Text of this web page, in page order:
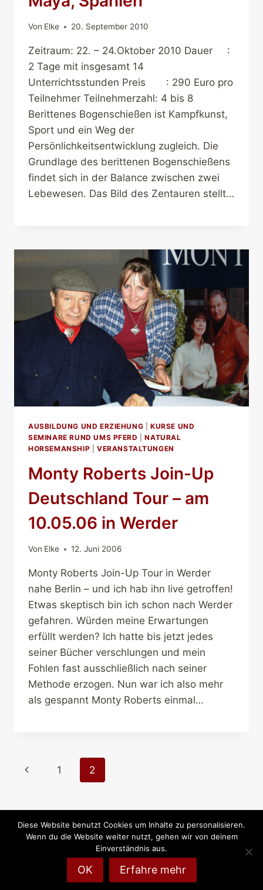
Von Elke 20. September 2010
Zeitraum: 22. – 24.Oktober 2010 Dauer :
2 Tage mit insgesamt 14
Unterrichtsstunden Preis : 290 Euro pro
Teilnehmer Teilnehmerzahl: 4 bis 8
Berittenes Bogenschießen ist Kampfkunst,
Sport und ein Weg der
Persönlichkeitsentwicklung zugleich. Die
Grundlage des berittenen Bogenschießens
findet sich in der Balance zwischen zwei
Lebewesen. Das Bild des Zentauren stellt…
AUSBILDUNG UND ERZIEHUNG |KURSE UND
SEMINARE RUND UMS PFERD
|NATURAL
HORSEMANSHIP
VERANSTALTUNGEN
Monty Roberts Join-Up
Deutschland Tour – am
10.05.06 in Werder
Von Elke 12. Juni 2006
Monty Roberts Join-Up Tour in Werder
nahe Berlin – und ich hab ihn live getroffen!
Etwas skeptisch bin ich schon nach Werder
gefahren. Würden meine Erwartungen
erfüllt werden? Ich hatte bis jetzt jedes
seiner Bücher verschlungen und mein
Fohlen fast ausschließlich nach seiner
Methode erzogen. Nun war ich also mehr
als gespannt Monty Roberts einmal…
Seitennavigation
Vorherige
1 2
© 2026 Reiten-weltweit.info - Reiten und Pferde
online
Diese Website benutzt Cookies um Inhalte zu personalisieren.
Wenn du die Website weiter nutzt, gehen wir von deinem
Einverständnis aus.
OK Erfahre mehr